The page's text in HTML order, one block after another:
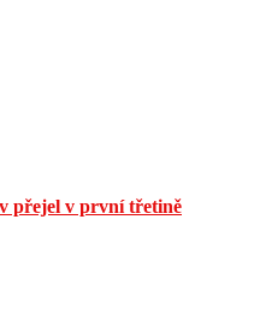
přejel v první třetině